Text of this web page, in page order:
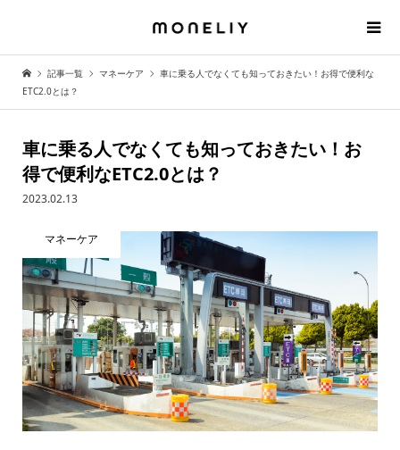
記事一覧 マネーケア
車に乗る人でなくても知っておきたい！お得で便利な
ETC2.0とは？
車に乗る人でなくても知っておきたい！お
得で便利なETC2.0とは？
2023.02.13
マネーケア